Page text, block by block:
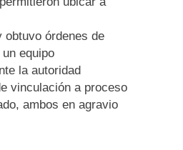
órdenes de
equipo
la autoridad
vinculación a proceso
ambos en agravio